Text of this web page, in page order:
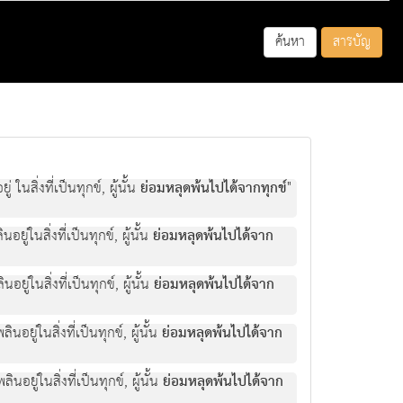
ค้นหา สารบัญ
ยู่ ในสิ่งที่เป็นทุกข์, ผู้นั้นย่อมหลุดพ้นไปได้จากทุกข์"
ลินอยู่ในสิ่งที่เป็นทุกข์, ผู้นั้นย่อมหลุดพ้นไปได้จาก
ลินอยู่ในสิ่งที่เป็นทุกข์, ผู้นั้นย่อมหลุดพ้นไปได้จาก
พลินอยู่ในสิ่งที่เป็นทุกข์, ผู้นั้นย่อมหลุดพ้นไปได้จาก
พลินอยู่ในสิ่งที่เป็นทุกข์, ผู้นั้นย่อมหลุดพ้นไปได้จาก